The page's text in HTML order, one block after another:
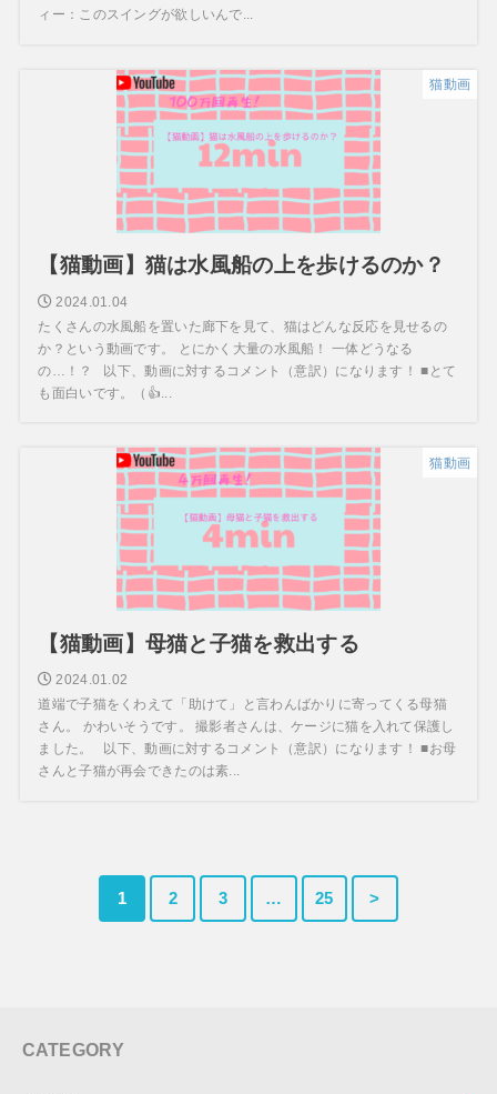
ィー：このスイングが欲しいんで...
猫動画
【猫動画】猫は水風船の上を歩けるのか？
2024.01.04
たくさんの水風船を置いた廊下を見て、猫はどんな反応を見せるの
か？という動画です。 とにかく大量の水風船！ 一体どうなる
の…！？ 以下、動画に対するコメント（意訳）になります！ ■とて
も面白いです。（👍...
猫動画
【猫動画】母猫と子猫を救出する
2024.01.02
道端で子猫をくわえて「助けて」と言わんばかりに寄ってくる母猫
さん。 かわいそうです。 撮影者さんは、ケージに猫を入れて保護し
ました。 以下、動画に対するコメント（意訳）になります！ ■お母
さんと子猫が再会できたのは素...
1 2 3 … 25 >
CATEGORY